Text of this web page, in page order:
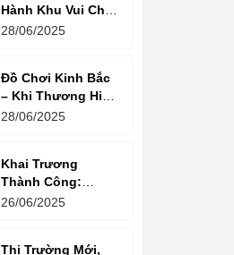
Hành Khu Vui Chơi
3 Thế Hệ – Tối Đa
28/06/2025
Đồ Chơi Kinh Bắc
– Khi Thương Hiệu
Vững Mạnh Bắt
28/06/2025
Khai Trương
Thành Công:
Khách Nườm
26/06/2025
Thị Trường Mới,